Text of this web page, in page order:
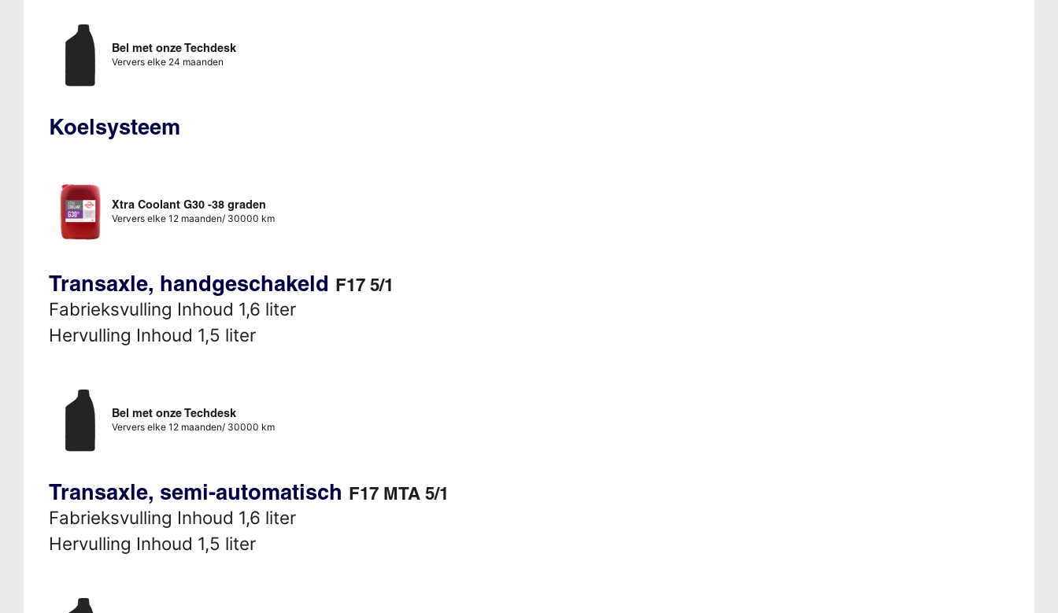
Bel met onze Techdesk
Ververs elke 24 maanden
Koelsysteem
Xtra Coolant G30 -38 graden
Ververs elke 12 maanden/ 30000 km
Transaxle, handgeschakeld F17 5/1
Fabrieksvulling Inhoud 1,6 liter
Hervulling Inhoud 1,5 liter
Bel met onze Techdesk
Ververs elke 12 maanden/ 30000 km
Transaxle, semi-automatisch F17 MTA 5/1
Fabrieksvulling Inhoud 1,6 liter
Hervulling Inhoud 1,5 liter